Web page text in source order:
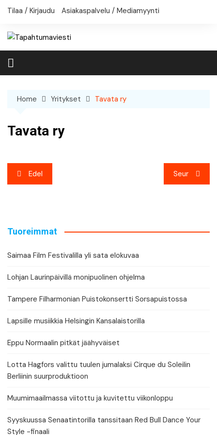
Skip
Tilaa / Kirjaudu Asiakaspalvelu / Mediamyynti
Home Yritykset Tavata ry
Tavata ry
Artikkelien
selaus
Edel Seur
Tuoreimmat
Saimaa Film Festivalilla yli sata elokuvaa
Lohjan Laurinpäivillä monipuolinen ohjelma
Tampere Filharmonian Puistokonsertti Sorsapuistossa
Lapsille musiikkia Helsingin Kansalaistorilla
Eppu Normaalin pitkät jäähyväiset
Lotta Hagfors valittu tuulen jumalaksi Cirque du Soleilin
Berliinin suurproduktioon
Muumimaailmassa viitottu ja kuvitettu viikonloppu
Syyskuussa Senaatintorilla tanssitaan Red Bull Dance Your
Style -finaali